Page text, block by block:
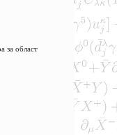
за област